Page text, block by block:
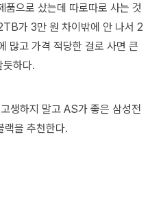
품으로 샀는데 따로따로 사는 것
가 3만 원 차이밖에 안 나서 2
많고 가격 적당한 걸로 사면 큰
듯하다.
생하지 말고 AS가 좋은 삼성전
을 추천한다.